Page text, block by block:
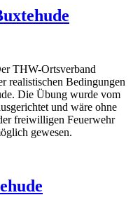
THW-Ortsverband
realistischen Bedingungen
Die Übung wurde vom
und wäre ohne
freiwilligen Feuerwehr
gewesen.